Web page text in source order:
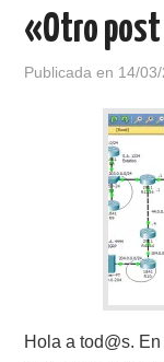
«Otro post
Publicada en 14/
Hola a tod@s.